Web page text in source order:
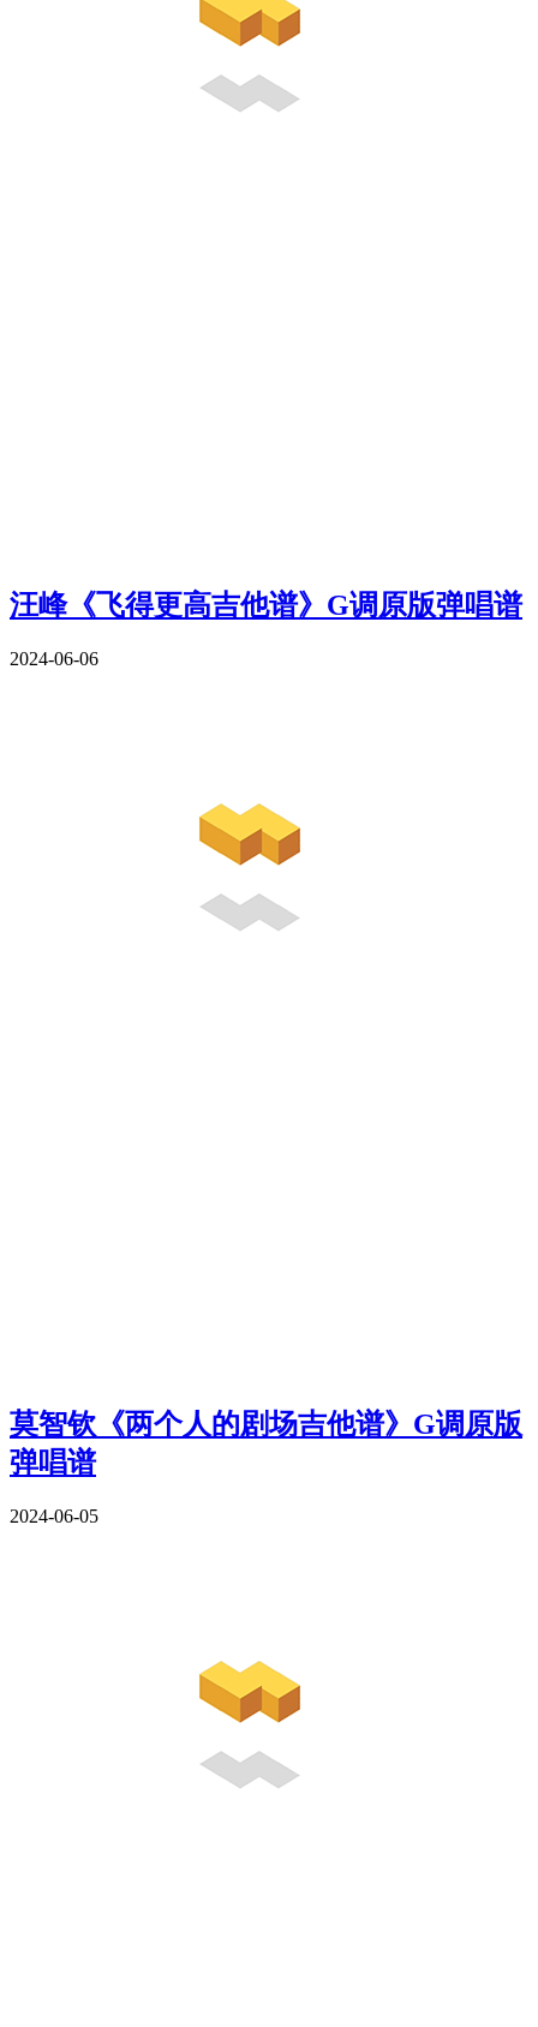
汪峰《飞得更高吉他谱》G调原版弹唱谱
2024-06-06
莫智钦《两个人的剧场吉他谱》G调原版
弹唱谱
2024-06-05